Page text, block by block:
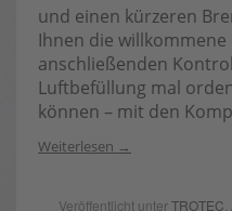
und einen kürzeren
Ihnen die
anschließenden
Luftbefüllung mal
können – mit den
Weiterlesen
Veröffentlicht unterTROTEC